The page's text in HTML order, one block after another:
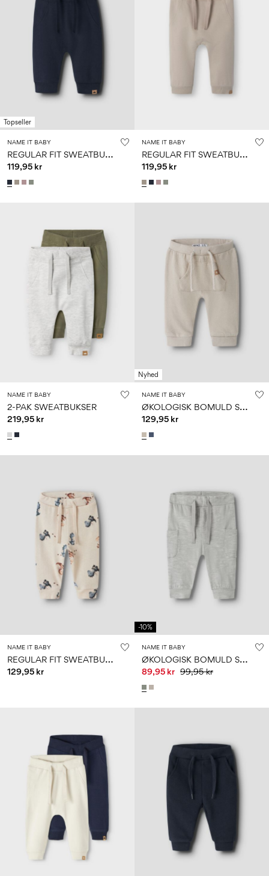
Topseller
NAME IT BABY
R
EGULAR FIT SWEATBUKSER
119,95 kr
NAME IT BABY
R
EGULAR FIT SWEATBUKSER
119,95 kr
NAME IT BABY
2-PAK SWEATBUKSER
219,95 kr
Nyhed
NAME IT BABY
Ø
KOLOGISK BOMULD SWEATBUKSER
129,95 kr
NAME IT BABY
R
EGULAR FIT SWEATBUKSER
129,95 kr
-10%
NAME IT BABY
Ø
KOLOGISK BOMULD SWEATBUKSER
89,95 kr 99,95 kr